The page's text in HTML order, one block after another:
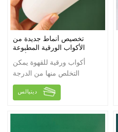
تخصيص أنماط جديدة من
الأكواب الورقية المطبوعة
أكواب ورقية للقهوة يمكن
التخلص منها من الدرجة
الغذائية، يمكن طباعة الشعار
ديتيالس